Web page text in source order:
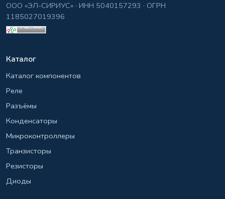
ООО «ЭЛ-СИРИУС» · ИНН 5040157293 · ОГРН
1185027019396
Каталог
Каталог компонентов
Реле
Разъёмы
Конденсаторы
Микроконтроллеры
Транзисторы
Резисторы
Диоды